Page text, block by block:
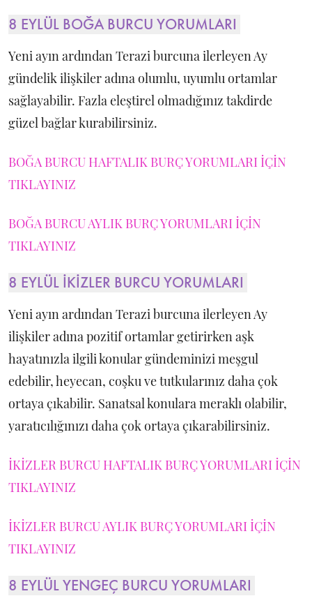
8 EYLÜL BOĞA BURCU YORUMLARI
Yeni ayın ardından Terazi burcuna ilerleyen Ay
gündelik ilişkiler adına olumlu, uyumlu ortamlar
sağlayabilir. Fazla eleştirel olmadığınız takdirde
güzel bağlar kurabilirsiniz.
BOĞA BURCU HAFTALIK BURÇ YORUMLARI İÇİN
TIKLAYINIZ
BOĞA BURCU AYLIK BURÇ YORUMLARI İÇİN
TIKLAYINIZ
8 EYLÜL İKİZLER BURCU YORUMLARI
Yeni ayın ardından Terazi burcuna ilerleyen Ay
ilişkiler adına pozitif ortamlar getirirken aşk
hayatınızla ilgili konular gündeminizi meşgul
edebilir, heyecan, coşku ve tutkularınız daha çok
ortaya çıkabilir. Sanatsal konulara meraklı olabilir,
yaratıcılığınızı daha çok ortaya çıkarabilirsiniz.
İKİZLER BURCU HAFTALIK BURÇ YORUMLARI İÇİN
TIKLAYINIZ
İKİZLER BURCU AYLIK BURÇ YORUMLARI İÇİN
TIKLAYINIZ
8 EYLÜL YENGEÇ BURCU YORUMLARI